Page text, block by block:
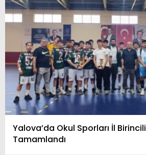
Yalova’da Okul Sporları İl
Tamamlandı